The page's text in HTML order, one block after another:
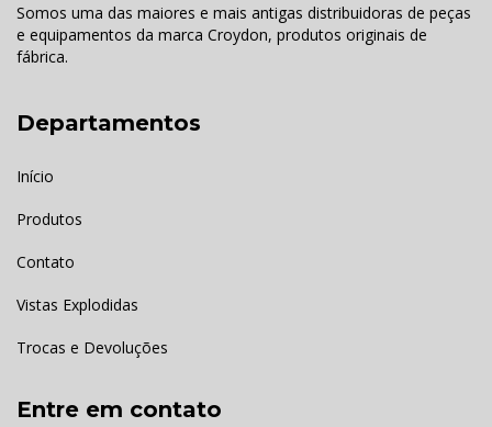
Somos uma das maiores e mais antigas distribuidoras de peças
e equipamentos da marca Croydon, produtos originais de
fábrica.
Departamentos
Início
Produtos
Contato
Vistas Explodidas
Trocas e Devoluções
Entre em contato